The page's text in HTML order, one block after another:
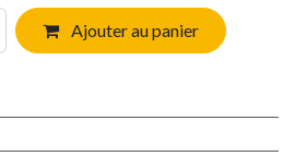
Ajouter au panier